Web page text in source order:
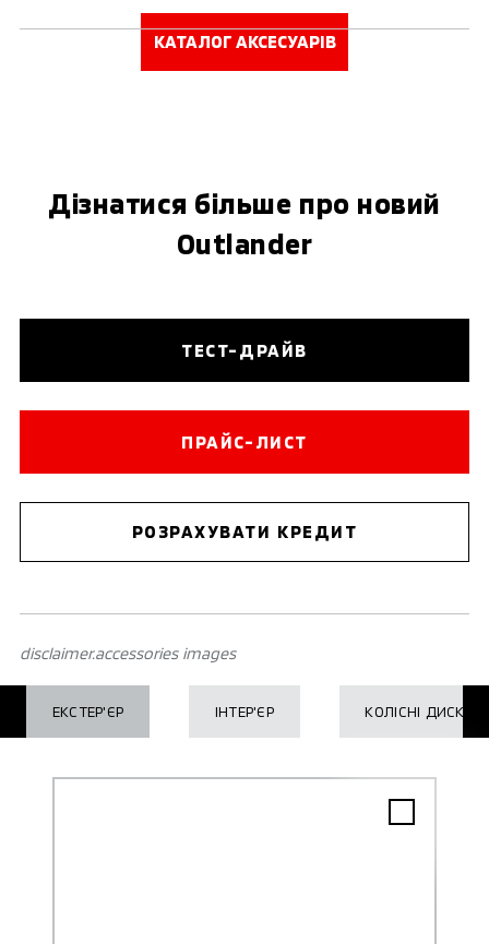
КАТАЛОГ АКСЕСУАРІВ
Дізнатися більше про новий
Outlander
ТЕСТ-ДРАЙВ
ПРАЙС-ЛИСТ
РОЗРАХУВАТИ КРЕДИТ
disclaimer.accessories images
ЕКСТЕР'ЄР ІНТЕР'ЄР КОЛІСНІ ДИСКИ